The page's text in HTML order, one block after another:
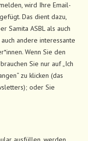
wird Ihre Email-
Das dient dazu,
Samita ASBL als auch
andere interessante
Wenn Sie den
Sie nur auf „Ich
zu klicken (das
oder Sie